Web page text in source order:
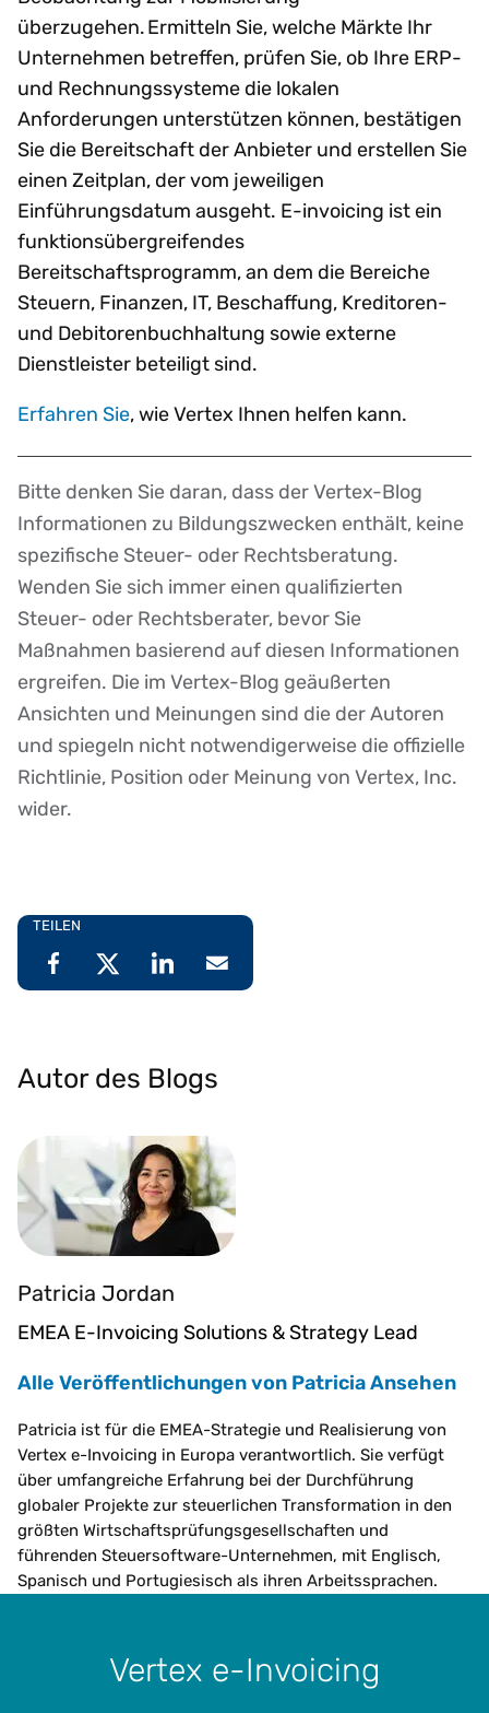
überzugehen. Ermitteln Sie, welche Märkte Ihr
Unternehmen betreffen, prüfen Sie, ob Ihre ERP-
und Rechnungssysteme die lokalen
Anforderungen unterstützen können, bestätigen
Sie die Bereitschaft der Anbieter und erstellen Sie
einen Zeitplan, der vom jeweiligen
Einführungsdatum ausgeht. E-invoicing ist ein
funktionsübergreifendes
Bereitschaftsprogramm, an dem die Bereiche
Steuern, Finanzen, IT, Beschaffung, Kreditoren-
und Debitorenbuchhaltung sowie externe
Dienstleister beteiligt sind.
Erfahren Sie, wie Vertex Ihnen helfen kann.
Disclaimer
Bitte denken Sie daran, dass der Vertex-Blog
Informationen zu Bildungszwecken enthält, keine
spezifische Steuer- oder Rechtsberatung.
Wenden Sie sich immer einen qualifizierten
Steuer- oder Rechtsberater, bevor Sie
Maßnahmen basierend auf diesen Informationen
ergreifen. Die im Vertex-Blog geäußerten
Ansichten und Meinungen sind die der Autoren
und spiegeln nicht notwendigerweise die offizielle
Richtlinie, Position oder Meinung von Vertex, Inc.
wider.
TEILEN
Autor des Blogs
Patricia Jordan
EMEA E-Invoicing Solutions & Strategy Lead
Alle Veröffentlichungen von Patricia Ansehen
Patricia ist für die EMEA-Strategie und Realisierung von
Vertex e-Invoicing in Europa verantwortlich. Sie verfügt
über umfangreiche Erfahrung bei der Durchführung
globaler Projekte zur steuerlichen Transformation in den
größten Wirtschaftsprüfungsgesellschaften und
führenden Steuersoftware-Unternehmen, mit Englisch,
Spanisch und Portugiesisch als ihren Arbeitssprachen.
Vertex e-Invoicing